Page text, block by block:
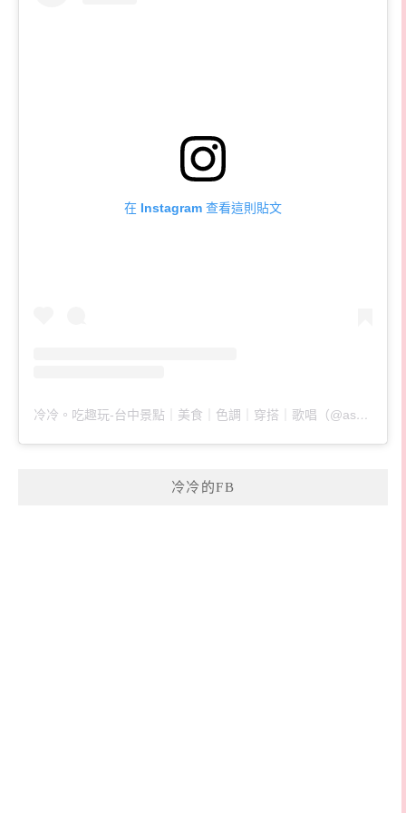
在 Instagram 查看這則貼文
冷冷。吃趣玩-台中景點｜美食｜色調｜穿搭｜歌唱（@ascoldaswater）分享的貼文
冷冷的FB